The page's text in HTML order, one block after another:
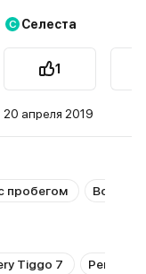
развести, забрать, на
закинуть. Выбирали
кроссовер из-за его
более чем устроила. У
версия Luxury 2.0 с
л.с. Отличный вариант
проехать во многих
С Селеста
1
20 апреля 2019
пробегом Все
Tiggo 7 Ремонт